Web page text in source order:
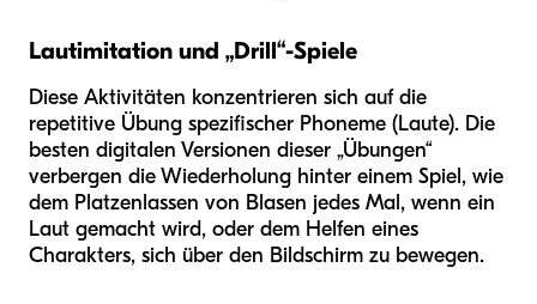
Lautimitation und „Drill“-Spiele
Diese Aktivitäten konzentrieren sich auf die
repetitive Übung spezifischer Phoneme (Laute). Die
besten digitalen Versionen dieser „Übungen“
verbergen die Wiederholung hinter einem Spiel, wie
dem Platzenlassen von Blasen jedes Mal, wenn ein
Laut gemacht wird, oder dem Helfen eines
Charakters, sich über den Bildschirm zu bewegen.